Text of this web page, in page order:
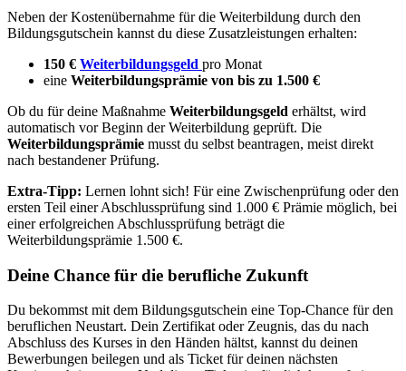
Neben der Kostenübernahme für die Weiterbildung durch den
Bildungsgutschein kannst du diese Zusatzleistungen erhalten:
150 € Weiterbildungsgeld pro Monat
eine Weiterbildungsprämie von bis zu 1.500 €
Ob du für deine Maßnahme Weiterbildungsgeld erhältst, wird
automatisch vor Beginn der Weiterbildung geprüft. Die
Weiterbildungsprämie musst du selbst beantragen, meist direkt
nach bestandener Prüfung.
Extra-Tipp: Lernen lohnt sich! Für eine Zwischenprüfung oder den
ersten Teil einer Abschlussprüfung sind 1.000 € Prämie möglich, bei
einer erfolgreichen Abschlussprüfung beträgt die
Weiterbildungsprämie 1.500 €.
Deine Chance für die berufliche Zukunft
Du bekommst mit dem Bildungsgutschein eine Top-Chance für den
beruflichen Neustart. Dein Zertifikat oder Zeugnis, das du nach
Abschluss des Kurses in den Händen hältst, kannst du deinen
Bewerbungen beilegen und als Ticket für deinen nächsten